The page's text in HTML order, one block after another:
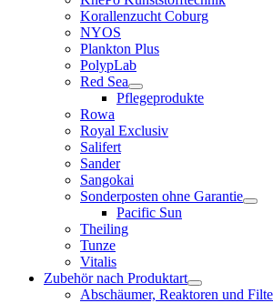
Korallenzucht Coburg
NYOS
Plankton Plus
PolypLab
Red Sea
Pflegeprodukte
Rowa
Royal Exclusiv
Salifert
Sander
Sangokai
Sonderposten ohne Garantie
Pacific Sun
Theiling
Tunze
Vitalis
Zubehör nach Produktart
Abschäumer, Reaktoren und